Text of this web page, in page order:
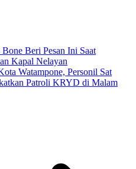
Beri Pesan Ini Saat
Kapal Nelayan
Watampone, Personil Sat
Patroli KRYD di Malam